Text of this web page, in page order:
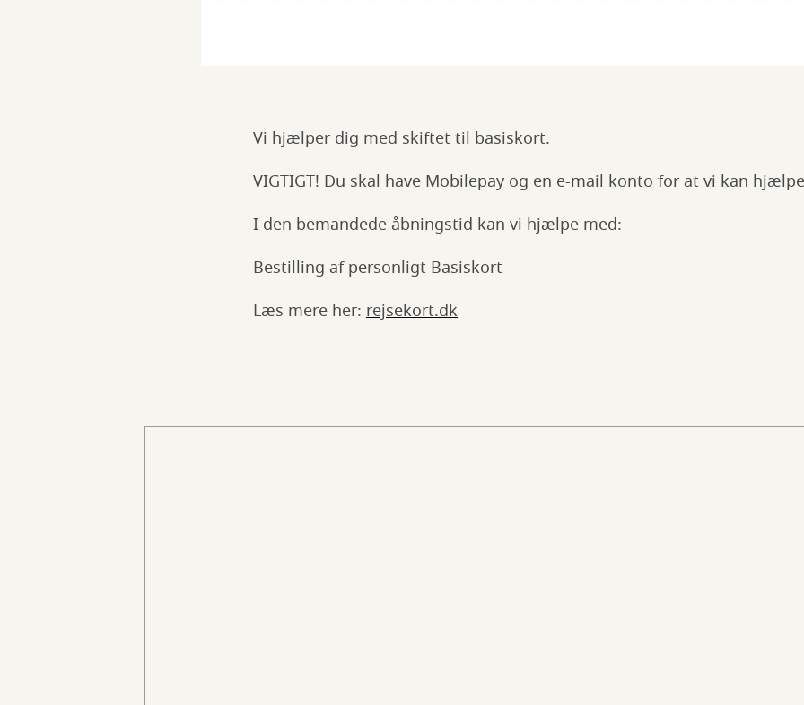
Vi hjælper dig med skiftet til basiskort.
VIGTIGT! Du skal have Mobilepay og en e-mail konto for at vi kan
I den bemandede åbningstid kan vi hjælpe med:
Bestilling af personligt Basiskort
Læs mere her: rejsekort.dk